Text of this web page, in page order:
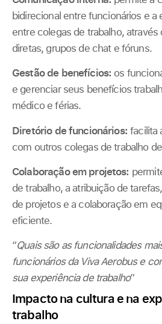
bidirecional entre funcionários e
entre colegas de trabalho,
diretas, grupos de chat e fóruns.
Gestão de benefícios: os
e gerenciar seus benefícios
médico e férias.
Diretório de funcionários:facilita
com outros colegas de trabalho
Colaboração em projetos:
de trabalho, a atribuição de
de projetos e a colaboração em
eficiente.
“Quais são as funcionalidades
funcionários da Viva Aerobus e
sua experiência de trabalho”
Impacto na cultura e na
trabalho